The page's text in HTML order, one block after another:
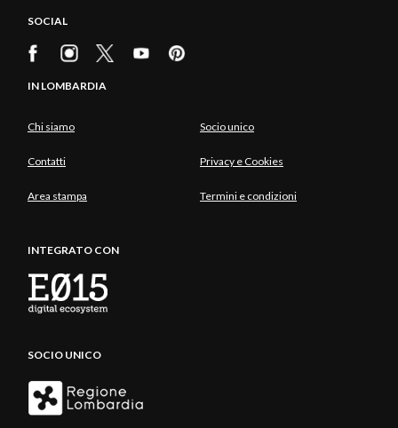
SOCIAL
IN LOMBARDIA
Chi siamo Socio unico
Contatti Privacy e Cookies
Area stampa Termini e condizioni
INTEGRATO CON
SOCIO UNICO